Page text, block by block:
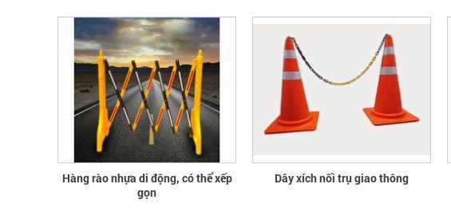
Hàng rào nhựa di động, có thể xếp
gọn
Dây xích nối trụ giao thông